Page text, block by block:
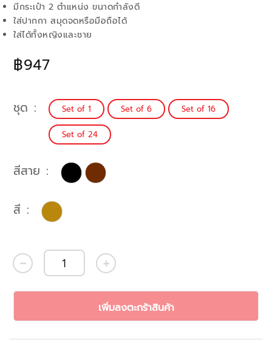
฿947
มีกระเป๋า 2 ตำแหน่ง ขนาดกำลังดี
ใส่ปากกา สมุดจดหรือมือถือได้
ใส่ได้ทั้งหญิงและชาย
ชุด Set of 1 Set of 6 Set of 16
Set of 24
สี
สีสาย
เพิ่มลงตะกร้าสินค้า